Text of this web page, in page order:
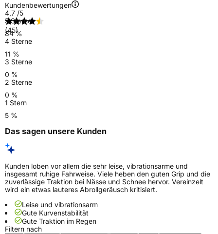
Kundenbewertungen
4,7 /5
(45)
5 Sterne
84 %
4 Sterne
11 %
3 Sterne
0 %
2 Sterne
0 %
1 Stern
5 %
Das sagen unsere Kunden
Kunden loben vor allem die sehr leise, vibrationsarme und
insgesamt ruhige Fahrweise. Viele heben den guten Grip und die
zuverlässige Traktion bei Nässe und Schnee hervor. Vereinzelt
wird ein etwas lauteres Abrollgeräusch kritisiert.
Leise und vibrationsarm
Gute Kurvenstabilität
Gute Traktion im Regen
Filtern nach